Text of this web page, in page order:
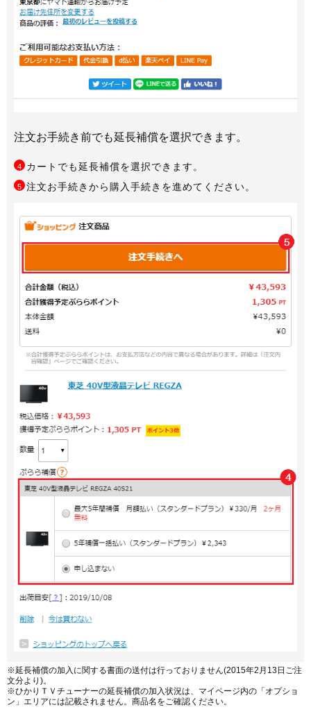
注文お手続き前でも延長補償を選択できます。
4 カートでも延長補償を選択できます。
5 注文お手続きから購入手続きを進めてください。
※延長補償の加入に関する書面の送付は行っておりません(2015年2月13日ご注
文分より)。
※ひかりＴＶチューナーの延長補償の加入状況は、マイページ内の「オプショ
ン」エリアには記載されません。商品名をご確認ください。